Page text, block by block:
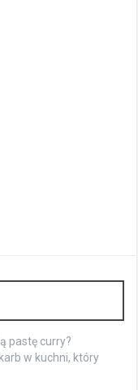
pastę curry?
w kuchni, który